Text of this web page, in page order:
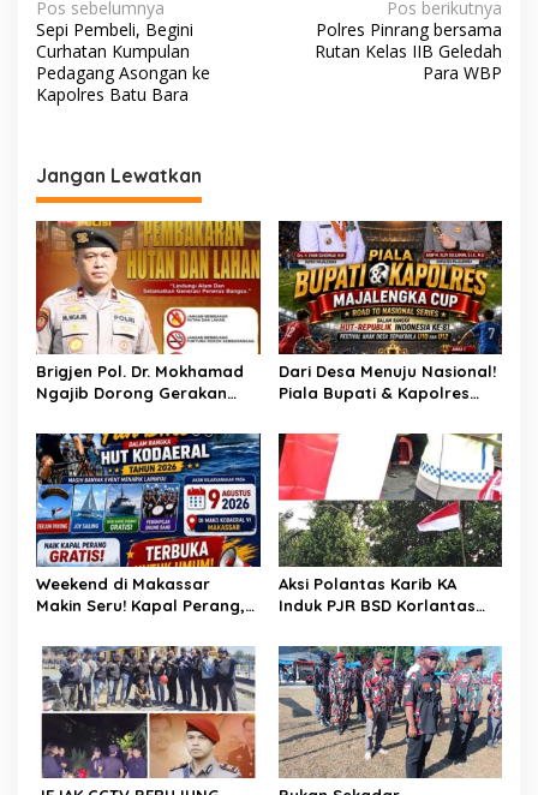
N
a
v
a
s
i
p
o
s
Pos sebelumnya
Sepi Pembeli, Begini
Curhatan Kumpulan
Pedagang Asongan ke
Kapolres Batu Bara
Pos berikutnya
Polres Pinrang bersama
Rutan Kelas IIB Geledah
Para WBP
Jangan Lewatkan
Brigjen Pol. Dr. Mokhamad
Ngajib Dorong Gerakan
Hutan, Jaga Kehidupan
Dari Desa Menuju Nasional!
Piala Bupati & Kapolres
Bibit-Bibit Juara
Weekend di Makassar
Makin Seru! Kapal Perang,
Menanti di Kodaeral VI
Aksi Polantas Karib KA
Induk PJR BSD Korlantas
Darmawati.SE.MM.MH
bersama Personilnya
Membagikan Bendera
Merah Putih Berserta
Tiangnya